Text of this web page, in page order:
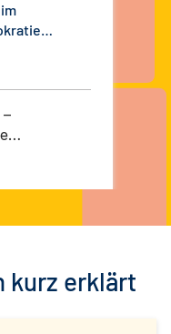
2026)
mbH
kurz erklärt